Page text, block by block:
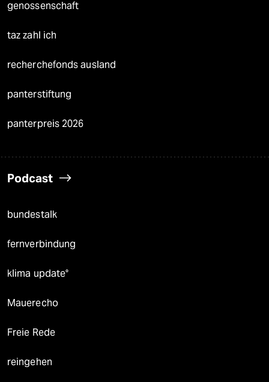
genossenschaft
taz zahl ich
recherchefonds ausland
panterstiftung
panterpreis 2026
Podcast
bundestalk
fernverbindung
klima update°
Mauerecho
Freie Rede
reingehen